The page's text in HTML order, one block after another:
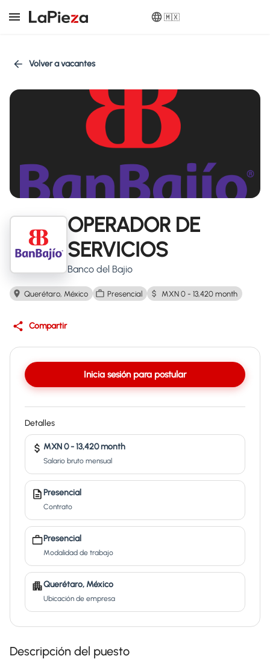
🇲🇽
Volver a vacantes
OPERADOR DE
SERVICIOS
Banco del Bajio
Querétaro, México Presencial MXN 0 - 13,420 month
Compartir
Inicia sesión para postular
Detalles
MXN 0 - 13,420 month
Salario bruto mensual
Presencial
Contrato
Presencial
Modalidad de trabajo
Querétaro, México
Ubicación de empresa
Descripción del puesto